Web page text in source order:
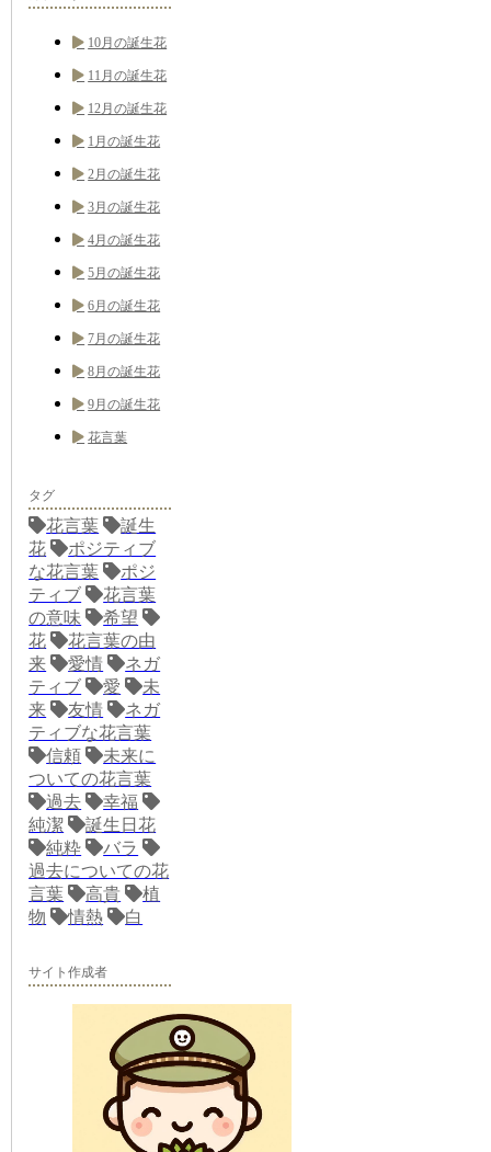
10月の誕生花
11月の誕生花
12月の誕生花
1月の誕生花
2月の誕生花
3月の誕生花
4月の誕生花
5月の誕生花
6月の誕生花
7月の誕生花
8月の誕生花
9月の誕生花
花言葉
タグ
花言葉
誕生
花
ポジティブ
な花言葉
ポジ
ティブ
花言葉
の意味
希望
花
花言葉の由
来
愛情
ネガ
ティブ
愛
未
来
友情
ネガ
ティブな花言葉
信頼
未来に
ついての花言葉
過去
幸福
純潔
誕生日花
純粋
バラ
過去についての花
言葉
高貴
植
物
情熱 白
サイト作成者